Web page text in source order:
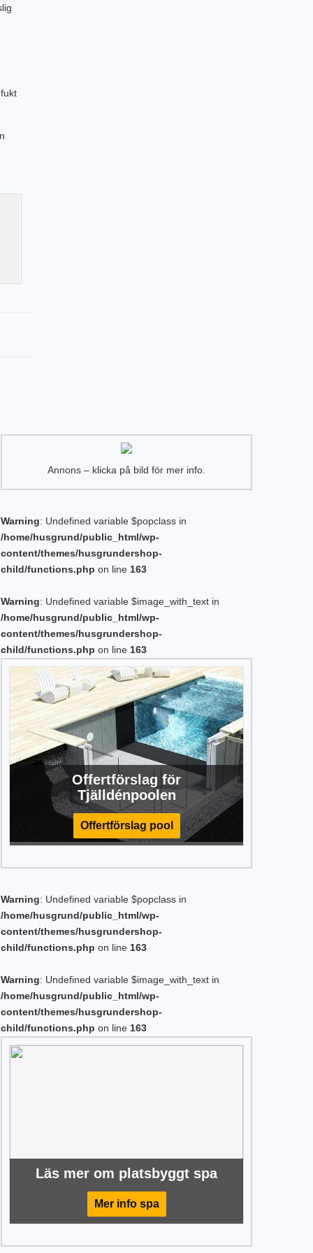
Annons – klicka på bild för mer info.
Warning: Undefined variable $popclass in
/home/husgrund/public_html/wp-
content/themes/husgrundershop-
child/functions.php on line 163
Warning: Undefined variable $image_with_text in
/home/husgrund/public_html/wp-
content/themes/husgrundershop-
child/functions.php on line 163
Offertförslag för
Tjälldénpoolen
Offertförslag pool
Warning: Undefined variable $popclass in
/home/husgrund/public_html/wp-
content/themes/husgrundershop-
child/functions.php on line 163
Warning: Undefined variable $image_with_text in
/home/husgrund/public_html/wp-
content/themes/husgrundershop-
child/functions.php on line 163
Läs mer om platsbyggt spa
Mer info spa